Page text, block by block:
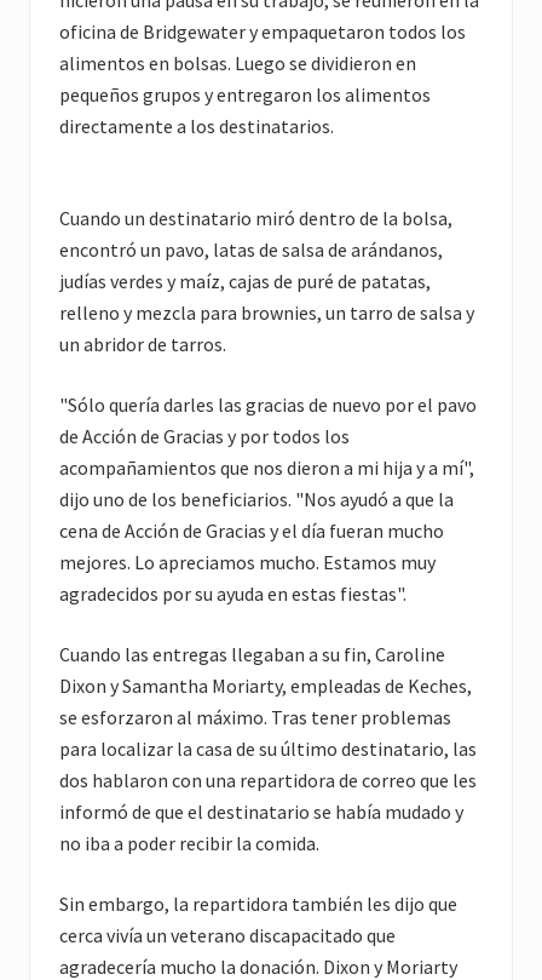
oficina de Bridgewater y empaquetaron todos los
alimentos en bolsas. Luego se dividieron en
pequeños grupos y entregaron los alimentos
directamente a los destinatarios.
Cuando un destinatario miró dentro de la bolsa,
encontró un pavo, latas de salsa de arándanos,
judías verdes y maíz, cajas de puré de patatas,
relleno y mezcla para brownies, un tarro de salsa y
un abridor de tarros.
"Sólo quería darles las gracias de nuevo por el pavo
de Acción de Gracias y por todos los
acompañamientos que nos dieron a mi hija y a mí",
dijo uno de los beneficiarios. "Nos ayudó a que la
cena de Acción de Gracias y el día fueran mucho
mejores. Lo apreciamos mucho. Estamos muy
agradecidos por su ayuda en estas fiestas".
Cuando las entregas llegaban a su fin, Caroline
Dixon y Samantha Moriarty, empleadas de Keches,
se esforzaron al máximo. Tras tener problemas
para localizar la casa de su último destinatario, las
dos hablaron con una repartidora de correo que les
informó de que el destinatario se había mudado y
no iba a poder recibir la comida.
Sin embargo, la repartidora también les dijo que
cerca vivía un veterano discapacitado que
agradecería mucho la donación. Dixon y Moriarty